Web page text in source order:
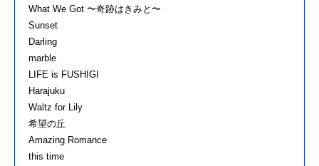
What We Got 〜奇跡はきみと〜
Sunset
Darling
marble
LIFE is FUSHIGI
Harajuku
Waltz for Lily
希望の丘
Amazing Romance
this time